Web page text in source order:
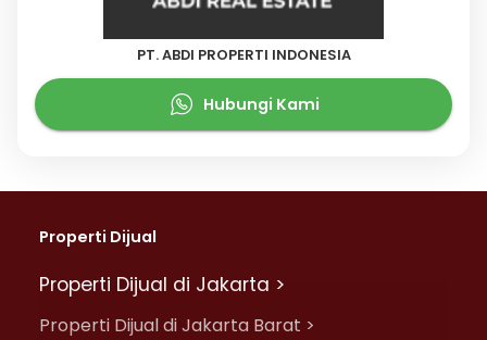
PT. ABDI PROPERTI INDONESIA
Hubungi Kami
Properti Dijual
Properti Dijual di Jakarta >
Properti Dijual di Jakarta Barat >